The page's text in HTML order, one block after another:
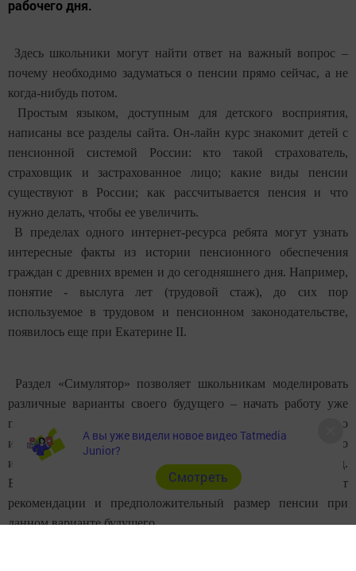
рабочего дня.
Здесь школьники могут найти ответ на важный вопрос –
почему необходимо задуматься о пенсии прямо сейчас, а не
когда-нибудь потом.
Простым языком, доступным для детского восприятия,
написаны все разделы сайта. Он-лайн курс знакомит детей с
пенсионной системой России: кто такой страхователь,
страховщик и застрахованное лицо; какие виды пенсии
существуют в России; как рассчитывается пенсия и что
нужно делать, чтобы ее увеличить.
В пределах одного интернет-ресурса ребята могут узнать
интересные факты из истории пенсионного обеспечения
граждан с древних времен и до сегодняшнего дня. Например,
понятие - выслуга лет (трудовой стаж), до сих пор
используемое в трудовом и пенсионном законодательстве,
появилось еще при Екатерине II.
Раздел «Симулятор» позволяет школьникам моделировать
различные варианты своего будущего – начать работу уже
после школы или продолжить учиться в ВУЗе, выбрать белую
или серую зарплату, находиться в декретном отпуске до
исполнения ребенку 1,5 лет или сидеть с ним до школы и т.д.
В зависимости от выбранных параметров, симулятор выдаст
рекомендации и предположительный размер пенсии при
данном варианте будущего.
А вы уже видели новое видео Tatmedia
Junior?
Cмотреть